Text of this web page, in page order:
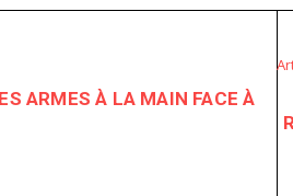
ARMES À LA MAIN FACE À